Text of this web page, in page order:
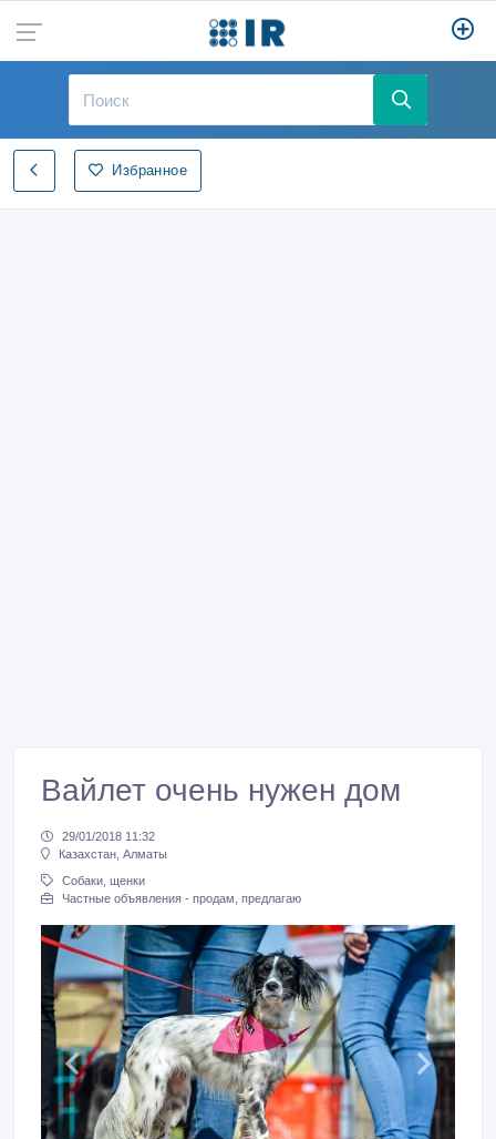
Избранное
Вайлет очень нужен дом
29/01/2018 11:32
Казахстан, Алматы
Собаки, щенки
Частные объявления - продам, предлагаю